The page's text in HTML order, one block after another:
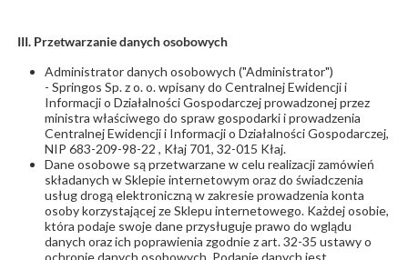
III. Przetwarzanie danych osobowych
Administrator danych osobowych ("Administrator")
- Springos Sp. z o. o. wpisany do Centralnej Ewidencji i
Informacji o Działalności Gospodarczej prowadzonej przez
ministra właściwego do spraw gospodarki i prowadzenia
Centralnej Ewidencji i Informacji o Działalności Gospodarczej,
NIP 683-209-98-22 , Kłaj 701, 32-015 Kłaj.
Dane osobowe są przetwarzane w celu realizacji zamówień
składanych w Sklepie internetowym oraz do świadczenia
usług drogą elektroniczną w zakresie prowadzenia konta
osoby korzystającej ze Sklepu internetowego. Każdej osobie,
która podaje swoje dane przysługuje prawo do wglądu
danych oraz ich poprawienia zgodnie z art. 32-35 ustawy o
ochronie danych osobowych. Podanie danych jest